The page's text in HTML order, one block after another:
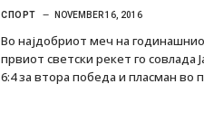
СПОРТ NOVEMBER 16, 2016
Во најдобриот меч на
првиот светски рекет го совлада
6:4 за втора победа и пласман во